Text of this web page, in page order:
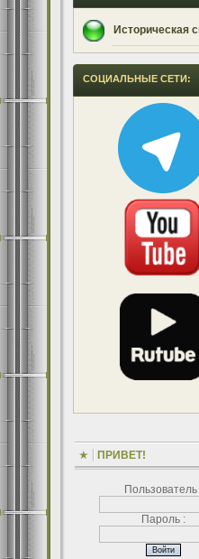
Историческая
СОЦИАЛЬНЫЕ СЕТИ:
ПРИВЕТ!
Пользователь
Пароль :